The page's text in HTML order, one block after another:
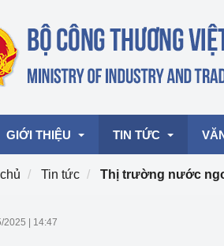
GIỚI THIỆU TIN TỨC
Tin tức Thị trường nước
2025 14:47